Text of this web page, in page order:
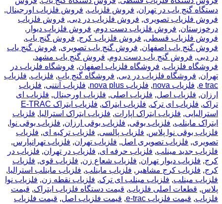
دستگاه گنج یاب در تهران, فروش فلزیاب, فروش فلزیاب اورجینال,
فروش فلزیاب تصویری, فروش فلزیاب در دبی, فروش فلزیاب
درخوزستان, فروش فلزیاب دست دوم, فروش فلزیاب دیوار ,
فروش فلزیاب قسطی, فروش فلزیاب کرج, فروش گنج یاب,
فروش گنج یاب اصفهان, فروش گنج یاب تصویری, فروش گنج یاب
در دبی, فروش گنج یاب دست دوم, فروش گنج یاب مشهد,
فروشگاه فلزیاب, فروشگاه فلزیاب اصفهان, فروشگاه فلزیاب در
تهران, فروشگاه فلزیاب در دبی, فروشگاه گنج یاب, فلزیاب, فلزیاب
e trac
, فلزیاب nova , فلزیاب nova plus , فلزیاب آنتنی, فلزیاب
ارزان, فلزیاب اصل, فلزیاب اصلی, فلزیاب اورجینال, فلزیاب ای
تراک, فلزیاب ای ترک, فلزیاب ایتراک,
فلزیاب ایتراک E-TRAC
استرالیایی, فلزیاب ایتراک اپارات, فلزیاب ایتراک استرالیا, فلزیاب
ایتراک ماینلب, فلزیاب بوقی, فلزیاب بوقی ارزان, فلزیاب بوقی نوا ,
فلزیاب بوقی نوا پلاس, فلزیاب پالسی, فلزیاب ترکیه ای, فلزیاب
تصویری, فلزیاب تصویری اصل, فلزیاب تهران, فلزیاب تهرانپارس,
فلزیاب جدید مینلب, فلزیاب حرفه ای, فلزیاب در تهران, فلزیاب در
کرج, فلزیاب دیوار تهران, فلزیاب شعاع زن, فلزیاب قوی, فلزیاب
کرج, فلزیاب کرج مشاهیر , فلزیاب ماینلب, فلزیاب ماینلب استرالیا,
فلزیاب مینلب, فلزیاب مینلب ای ترک, فلزیاب نقطه زن, فلزیاب نوا
پلاس, قطعات اصلی فلزیاب, قیمت دستگاه فلزیاب ایتراک, قیمت
فلزیاب, قیمت فلزیاب e-trac , قیمت فلزیاب اصل, قیمت فلزیاب